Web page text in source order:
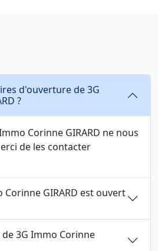
d'ouverture de 3G
Immo Corinne GIRARD ?
Corinne GIRARD ne nous
de les contacter
GIRARD est ouvert
3G Immo Corinne